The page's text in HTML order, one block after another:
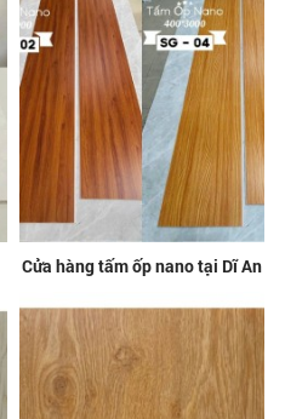
Cửa hàng tấm ốp nano tại Dĩ An